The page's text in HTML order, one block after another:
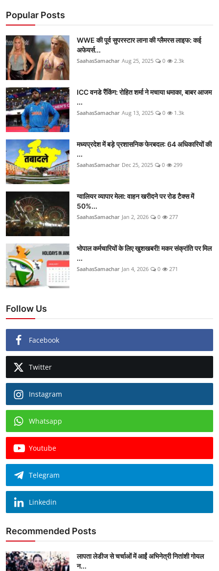
Popular Posts
WWE की पूर्व सुपरस्टार लाना की ग्लैमरस लाइफ: कई
अफेयर्स...
SaahasSamachar Aug 25, 2025 0 2.3k
ICC वनडे रैंकिंग: रोहित शर्मा ने मचाया धमाका, बाबर आजम
...
SaahasSamachar Aug 13, 2025 0 1.3k
मध्यप्रदेश में बड़े प्रशासनिक फेरबदल: 64 अधिकारियों की
...
SaahasSamachar Dec 25, 2025 0 299
ग्वालियर व्यापार मेला: वाहन खरीदने पर रोड टैक्स में
50%...
SaahasSamachar Jan 2, 2026 0 277
भोपाल कर्मचारियों के लिए खुशखबरी! मकर संक्रांति पर मिल
...
SaahasSamachar Jan 4, 2026 0 271
Follow Us
Facebook
Twitter
Instagram
Whatsapp
Youtube
Telegram
Linkedin
Recommended Posts
लापता लेडीज से चर्चाओं में आईं अभिनेत्री नितांशी गोयल
न...